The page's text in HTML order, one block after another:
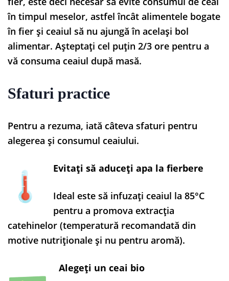
în timpul meselor, astfel încât alimentele bogate
în fier și ceaiul să nu ajungă în același bol
alimentar. Așteptați cel puțin 2/3 ore pentru a
vă consuma ceaiul după masă.
Sfaturi practice
Pentru a rezuma, iată câteva sfaturi pentru
alegerea și consumul ceaiului.
Evitați să aduceți apa la fierbere
Ideal este să infuzați ceaiul la 85°C
pentru a promova extracția
catehinelor (temperatură recomandată din
motive nutriționale și nu pentru aromă).
Alegeți un ceai bio